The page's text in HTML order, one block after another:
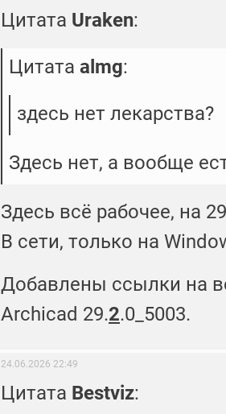
Цитата Uraken:
Цитата almg:
здесь нет лекарства?
Здесь нет, а вообще
Здесь всё рабочее, на
В сети, только на
Добавлены ссылки на
Archicad 29.2.0_5003.
24.06.2026 22:49
Цитата Bestviz: